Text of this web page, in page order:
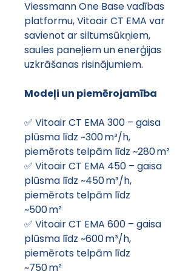
Viessmann One Base vadības
platformu, Vitoair CT EMA var
savienot ar siltumsūkņiem,
saules paneļiem un enerģijas
uzkrāšanas risinājumiem.
Modeļi un piemērojamība
✅ Vitoair CT EMA 300 – gaisa
plūsma līdz ~300 m³/h,
piemērots telpām līdz ~280 m²
✅ Vitoair CT EMA 450 – gaisa
plūsma līdz ~450 m³/h,
piemērots telpām līdz
~500 m²
✅ Vitoair CT EMA 600 – gaisa
plūsma līdz ~600 m³/h,
piemērots telpām līdz
~750 m²